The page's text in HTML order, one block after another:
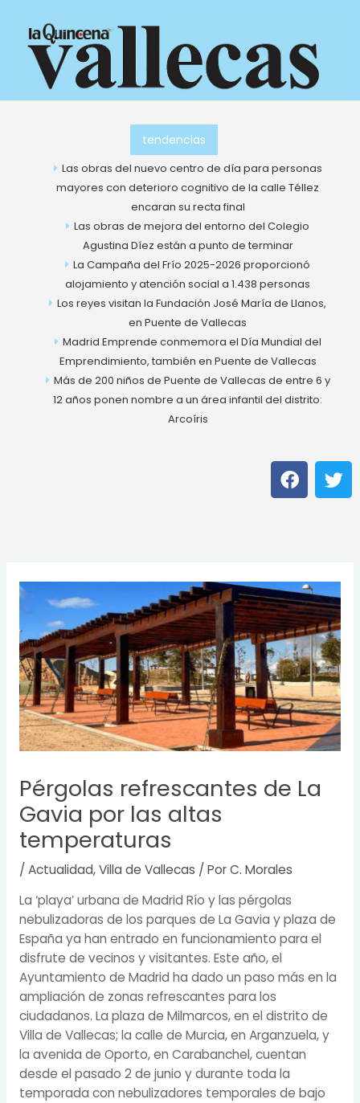
contenido
tendencias
Las obras del nuevo centro de día para personas
mayores con deterioro cognitivo de la calle Téllez
encaran su recta final
Las obras de mejora del entorno del Colegio
Agustina Díez están a punto de terminar
La Campaña del Frío 2025-2026 proporcionó
alojamiento y atención social a 1.438 personas
Los reyes visitan la Fundación José María de Llanos,
en Puente de Vallecas
Madrid Emprende conmemora el Día Mundial del
Emprendimiento, también en Puente de Vallecas
Más de 200 niños de Puente de Vallecas de entre 6 y
12 años ponen nombre a un área infantil del distrito:
Arcoíris
F
a
c
o
k
T
w
i
r
Pérgolas refrescantes de La
Gavia por las altas
temperaturas
/ Actualidad,Villa de Vallecas / PorC. Morales
La ‘playa’ urbana de Madrid Río y las pérgolas
nebulizadoras de los parques de La Gavia y plaza de
España ya han entrado en funcionamiento para el
disfrute de vecinos y visitantes. Este año, el
Ayuntamiento de Madrid ha dado un paso más en la
ampliación de zonas refrescantes para los
ciudadanos. La plaza de Milmarcos, en el distrito de
Villa de Vallecas; la calle de Murcia, en Arganzuela, y
la avenida de Oporto, en Carabanchel, cuentan
desde el pasado 2 de junio y durante toda la
temporada con nebulizadores temporales de bajo